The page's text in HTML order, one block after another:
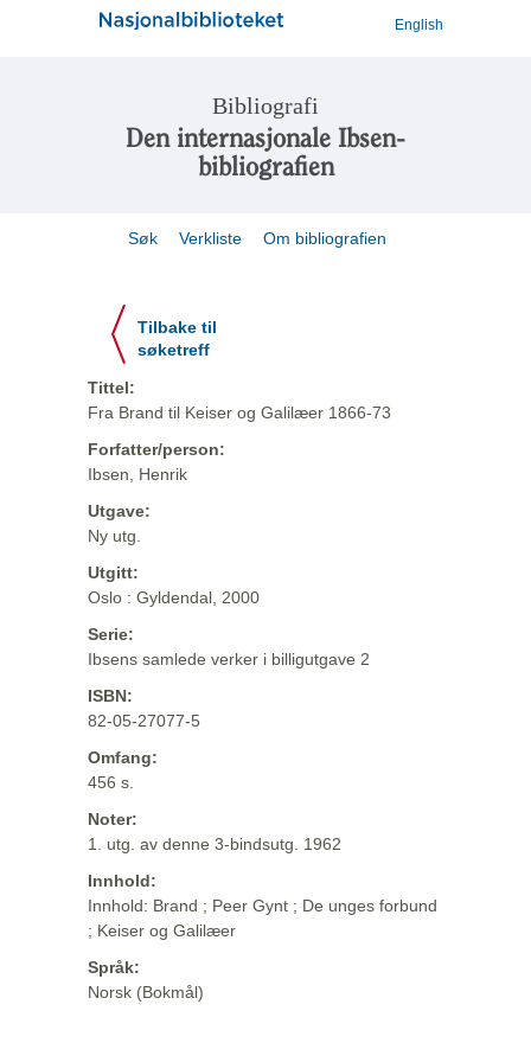
English
Bibliografi
Den internasjonale Ibsen-
bibliografien
Søk Verkliste Om bibliografien
Tilbake til
søketreff
Tittel:
Fra Brand til Keiser og Galilæer 1866-73
Forfatter/person:
Ibsen, Henrik
Utgave:
Ny utg.
Utgitt:
Oslo : Gyldendal, 2000
Serie:
Ibsens samlede verker i billigutgave 2
ISBN:
82-05-27077-5
Omfang:
456 s.
Noter:
1. utg. av denne 3-bindsutg. 1962
Innhold:
Innhold: Brand ; Peer Gynt ; De unges forbund
; Keiser og Galilæer
Språk:
Norsk (Bokmål)